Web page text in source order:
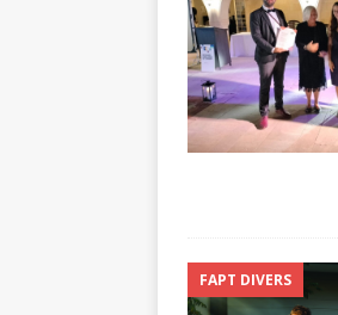
FAPT DIVERS